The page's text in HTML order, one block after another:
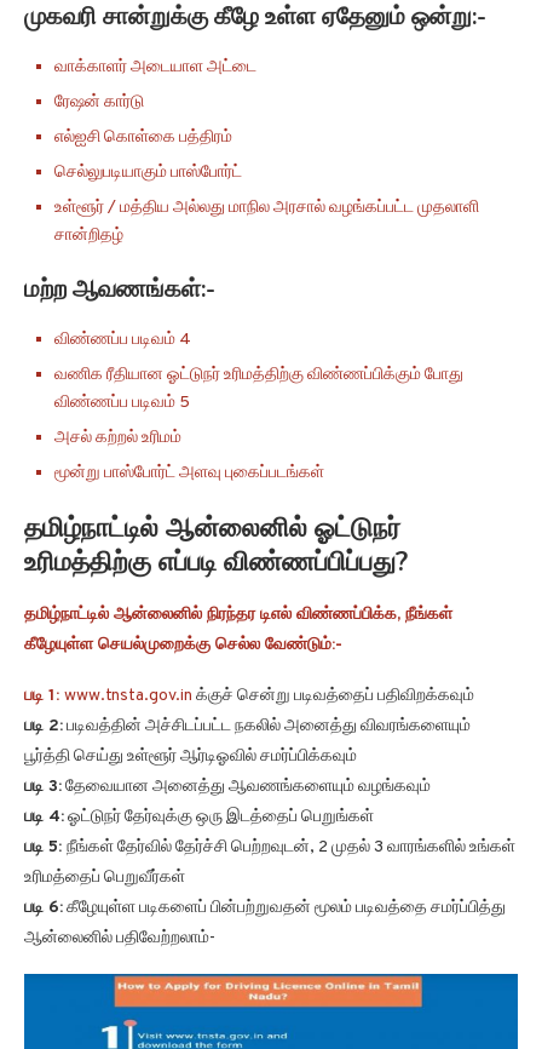
முகவரி சான்றுக்கு கீழே உள்ள ஏதேனும் ஒன்று:-
வாக்காளர் அடையாள அட்டை
ரேஷன் கார்டு
எல்ஐசி கொள்கை பத்திரம்
செல்லுபடியாகும் பாஸ்போர்ட்
உள்ளூர் / மத்திய அல்லது மாநில அரசால் வழங்கப்பட்ட முதலாளி
சான்றிதழ்
மற்ற ஆவணங்கள்:-
விண்ணப்ப படிவம் 4
வணிக ரீதியான ஓட்டுநர் உரிமத்திற்கு விண்ணப்பிக்கும் போது
விண்ணப்ப படிவம் 5
அசல் கற்றல் உரிமம்
மூன்று பாஸ்போர்ட் அளவு புகைப்படங்கள்
தமிழ்நாட்டில் ஆன்லைனில் ஓட்டுநர்
உரிமத்திற்கு எப்படி விண்ணப்பிப்பது?
தமிழ்நாட்டில் ஆன்லைனில் நிரந்தர டிஎல் விண்ணப்பிக்க, நீங்கள்
கீழேயுள்ள செயல்முறைக்கு செல்ல வேண்டும்:-
படி 1: www.tnsta.gov.in க்குச் சென்று படிவத்தைப் பதிவிறக்கவும்
படி 2:படிவத்தின் அச்சிடப்பட்ட நகலில் அனைத்து விவரங்களையும்
பூர்த்தி செய்து உள்ளூர் ஆர்டிஓவில் சமர்ப்பிக்கவும்
படி 3:தேவையான அனைத்து ஆவணங்களையும் வழங்கவும்
படி 4:ஓட்டுநர் தேர்வுக்கு ஒரு இடத்தைப் பெறுங்கள்
படி 5: நீங்கள் தேர்வில் தேர்ச்சி பெற்றவுடன், 2 முதல் 3 வாரங்களில் உங்கள்
உரிமத்தைப் பெறுவீர்கள்
படி 6:கீழேயுள்ள படிகளைப் பின்பற்றுவதன் மூலம் படிவத்தை சமர்ப்பித்து
ஆன்லைனில் பதிவேற்றலாம்-